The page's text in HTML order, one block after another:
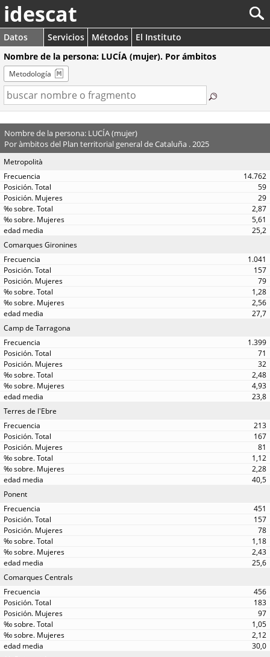
idescat
Datos Servicios Métodos
El Instituto
Nombre de la persona: LUCÍA (mujer). Por ámbitos
Metodología
Nombre de la persona: LUCÍA (mujer)
Por àmbitos del Plan territorial general de Cataluña . 2025
Metropolità
14.762
59
29
2,87
5,61
25,2
Comarques Gironines
1.041
157
79
1,28
2,56
27,7
Camp de Tarragona
1.399
71
32
2,48
4,93
23,8
Terres de l'Ebre
213
167
81
1,12
2,28
40,5
Ponent
451
157
78
1,18
2,43
25,6
Comarques Centrals
456
183
97
1,05
2,12
30,0